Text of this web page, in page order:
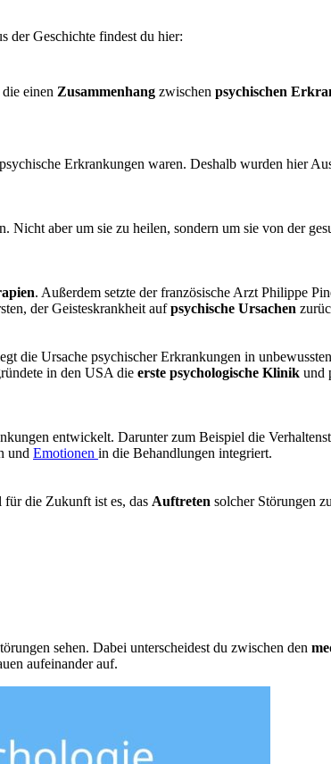
der Geschichte findest du hier:
einen Zusammenhang zwischen psychischen
Erkrankungen waren. Deshalb wurden hier
Nicht aber um sie zu heilen, sondern um sie von der
. Außerdem setzte der französische Arzt Philippe
der Geisteskrankheit aufpsychische Ursachen
die Ursache psychischer Erkrankungen in
in den USA die erste psychologische Klinik und
entwickelt. Darunter zum Beispiel die
und Emotionen in die Behandlungen integriert.
die Zukunft ist es, das Auftreten solcher Störungen zu
sehen. Dabei unterscheidest du zwischen den
aufeinander auf.